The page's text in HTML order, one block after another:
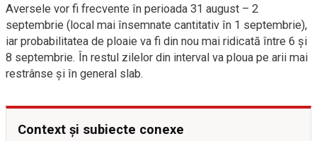
Aversele vor fi frecvente în perioada 31 august – 2
septembrie (local mai însemnate cantitativ în 1 septembrie),
iar probabilitatea de ploaie va fi din nou mai ridicată între 6 şi
8 septembrie. În restul zilelor din interval va ploua pe arii mai
restrânse şi în general slab.
Context și subiecte conexe